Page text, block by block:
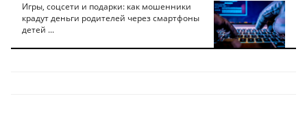
Игры, соцсети и подарки: как мошенники
крадут деньги родителей через смартфоны
детей ...